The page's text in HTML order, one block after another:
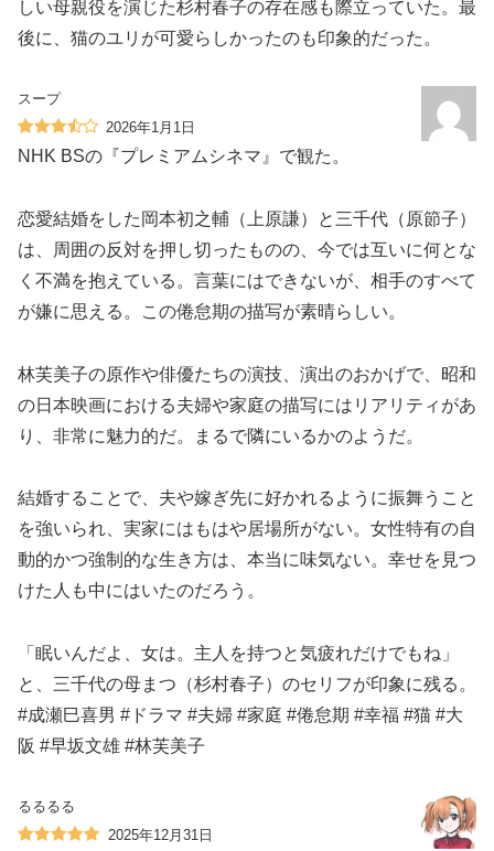
しい母親役を演じた杉村春子の存在感も際立っていた。最
後に、猫のユリが可愛らしかったのも印象的だった。
スープ
2026年1月1日
NHK BSの『プレミアムシネマ』で観た。
恋愛結婚をした岡本初之輔（上原謙）と三千代（原節子）
は、周囲の反対を押し切ったものの、今では互いに何とな
く不満を抱えている。言葉にはできないが、相手のすべて
が嫌に思える。この倦怠期の描写が素晴らしい。
林芙美子の原作や俳優たちの演技、演出のおかげで、昭和
の日本映画における夫婦や家庭の描写にはリアリティがあ
り、非常に魅力的だ。まるで隣にいるかのようだ。
結婚することで、夫や嫁ぎ先に好かれるように振舞うこと
を強いられ、実家にはもはや居場所がない。女性特有の自
動的かつ強制的な生き方は、本当に味気ない。幸せを見つ
けた人も中にはいたのだろう。
「眠いんだよ、女は。主人を持つと気疲れだけでもね」
と、三千代の母まつ（杉村春子）のセリフが印象に残る。
#成瀬巳喜男 #ドラマ #夫婦 #家庭 #倦怠期 #幸福 #猫 #大
阪 #早坂文雄 #林芙美子
るるるる
2025年12月31日